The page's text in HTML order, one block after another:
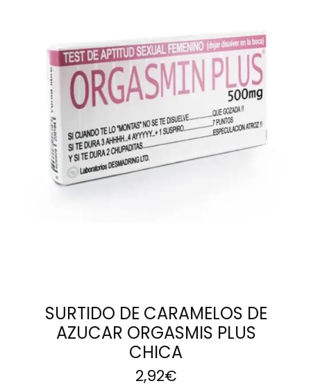
LEER MÁS
SURTIDO DE CARAMELOS DE
AZUCAR ORGASMIS PLUS
CHICA
2,92€